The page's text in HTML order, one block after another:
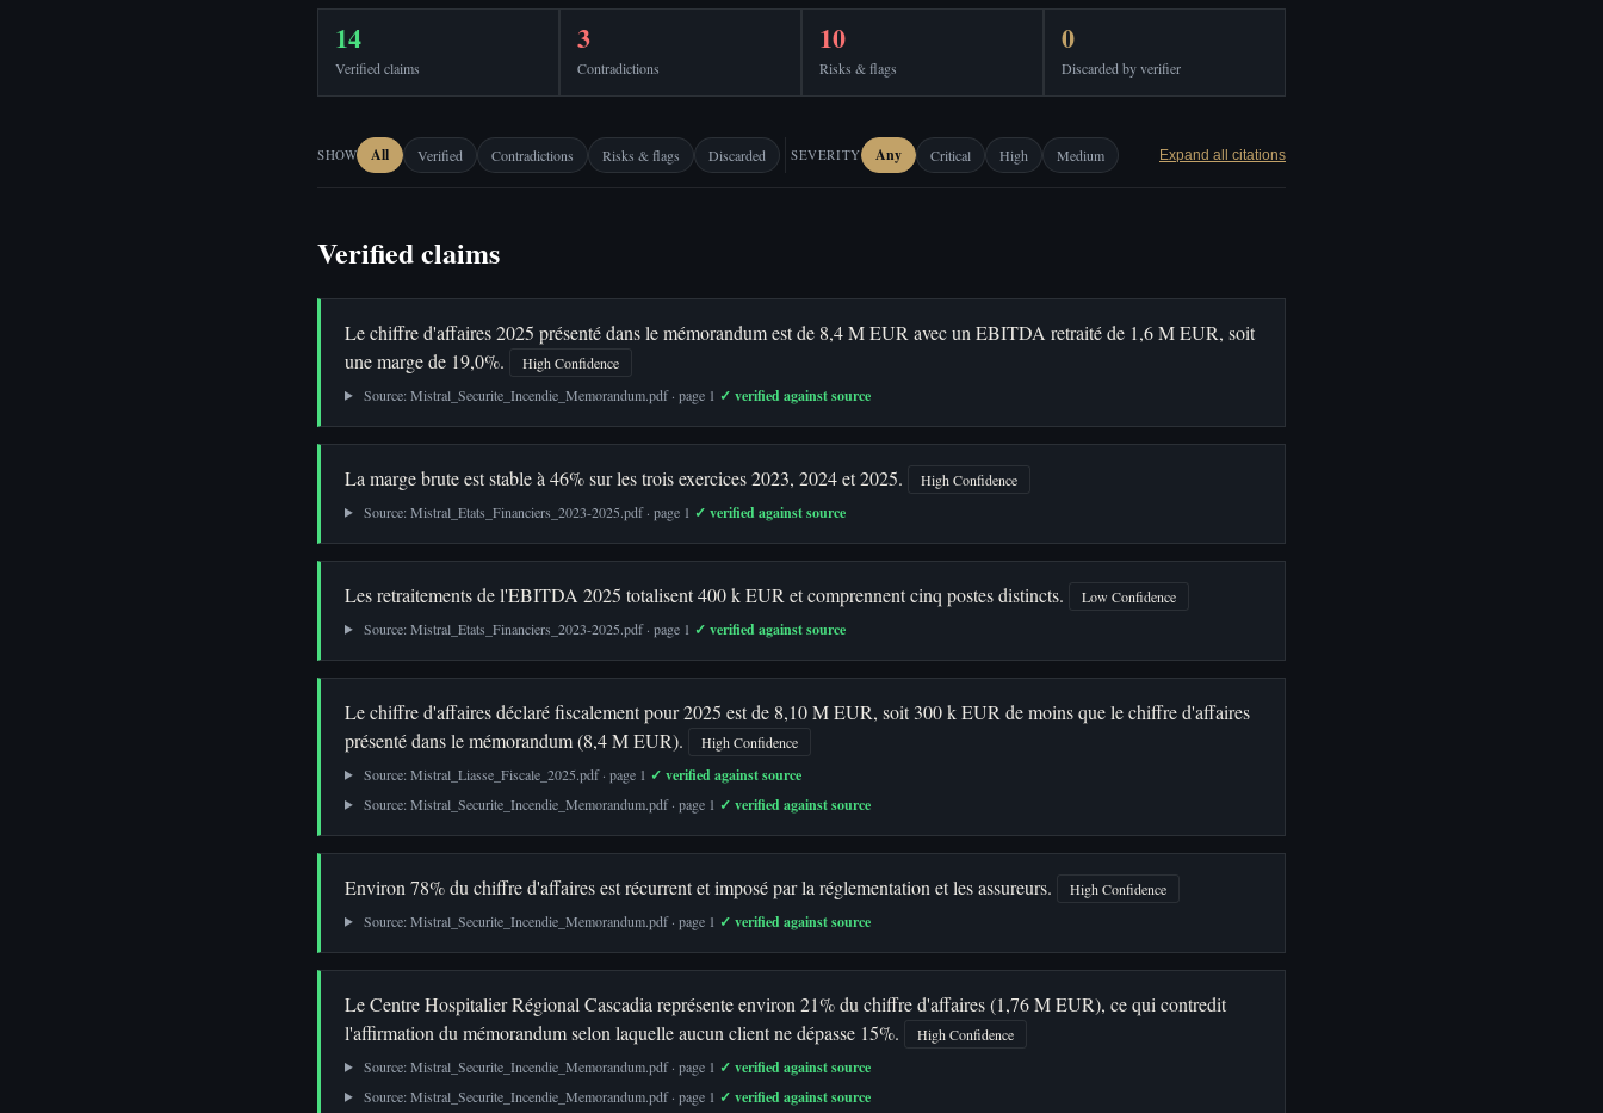
14
Verified claims
3
Contradictions
10
Risks & flags
0
Discarded by verifier
SHOW All Verified Contradictions Risks & flags Discarded SEVERITY Any Critical High Medium Expand all citations
Verified claims
Le chiffre d'affaires 2025 présenté dans le mémorandum est de 8,4 M EUR avec un EBITDA retraité de 1,6 M EUR, soit
une marge de 19,0%.
High Confidence
Source: Mistral_Securite_Incendie_Memorandum.pdf · page 1 ✓ verified against source
La marge brute est stable à 46% sur les trois exercices 2023, 2024 et 2025.
High Confidence
Source: Mistral_Etats_Financiers_2023-2025.pdf · page 1 ✓ verified against source
Les retraitements de l'EBITDA 2025 totalisent 400 k EUR et comprennent cinq postes distincts.
Low Confidence
Source: Mistral_Etats_Financiers_2023-2025.pdf · page 1 ✓ verified against source
Le chiffre d'affaires déclaré fiscalement pour 2025 est de 8,10 M EUR, soit 300 k EUR de moins que le chiffre d'affaires
présenté dans le mémorandum (8,4 M EUR).
High Confidence
Source: Mistral_Liasse_Fiscale_2025.pdf · page 1 ✓ verified against source
Source: Mistral_Securite_Incendie_Memorandum.pdf · page 1 ✓ verified against source
Environ 78% du chiffre d'affaires est récurrent et imposé par la réglementation et les assureurs.
High Confidence
Source: Mistral_Securite_Incendie_Memorandum.pdf · page 1 ✓ verified against source
Le Centre Hospitalier Régional Cascadia représente environ 21% du chiffre d'affaires (1,76 M EUR), ce qui contredit
l'affirmation du mémorandum selon laquelle aucun client ne dépasse 15%.
High Confidence
Source: Mistral_Securite_Incendie_Memorandum.pdf · page 1 ✓ verified against source
Source: Mistral_Securite_Incendie_Memorandum.pdf · page 1 ✓ verified against source